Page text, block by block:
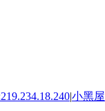
|小黑屋